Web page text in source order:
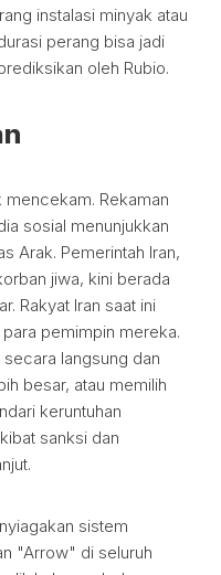
instalasi minyak atau
perang bisa jadi
oleh Rubio.
mencekam. Rekaman
sosial menunjukkan
Arak. Pemerintah Iran,
jiwa, kini berada
Rakyat Iran saat ini
pemimpin mereka.
langsung dan
besar, atau memilih
keruntuhan
sanksi dan
sistem
"Arrow" di seluruh